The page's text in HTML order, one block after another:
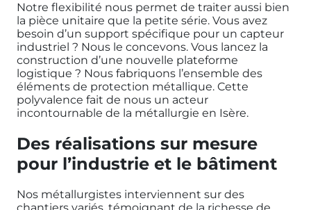
Notre flexibilité nous permet de traiter aussi bien
la pièce unitaire que la petite série. Vous avez
besoin d’un support spécifique pour un capteur
industriel ? Nous le concevons. Vous lancez la
construction d’une nouvelle plateforme
logistique ? Nous fabriquons l’ensemble des
éléments de protection métallique. Cette
polyvalence fait de nous un acteur
incontournable de la métallurgie en Isère.
Des réalisations sur mesure
pour l’industrie et le bâtiment
Nos métallurgistes interviennent sur des